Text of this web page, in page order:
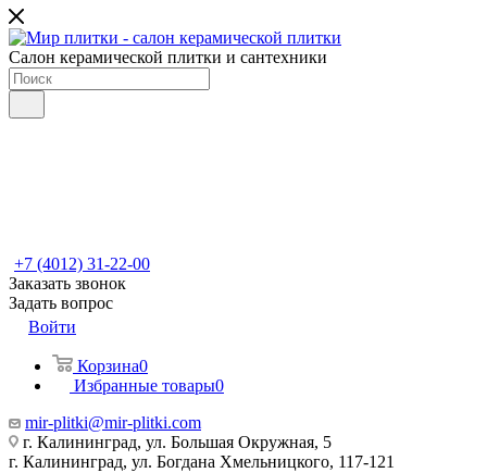
Салон керамической плитки и сантехники
+7 (4012) 31-22-00
Заказать звонок
Задать вопрос
Войти
Корзина0
Избранные товары0
mir-plitki@mir-plitki.com
г. Калининград, ул. Большая Окружная, 5
г. Калининград, ул. Богдана Хмельницкого, 117-121